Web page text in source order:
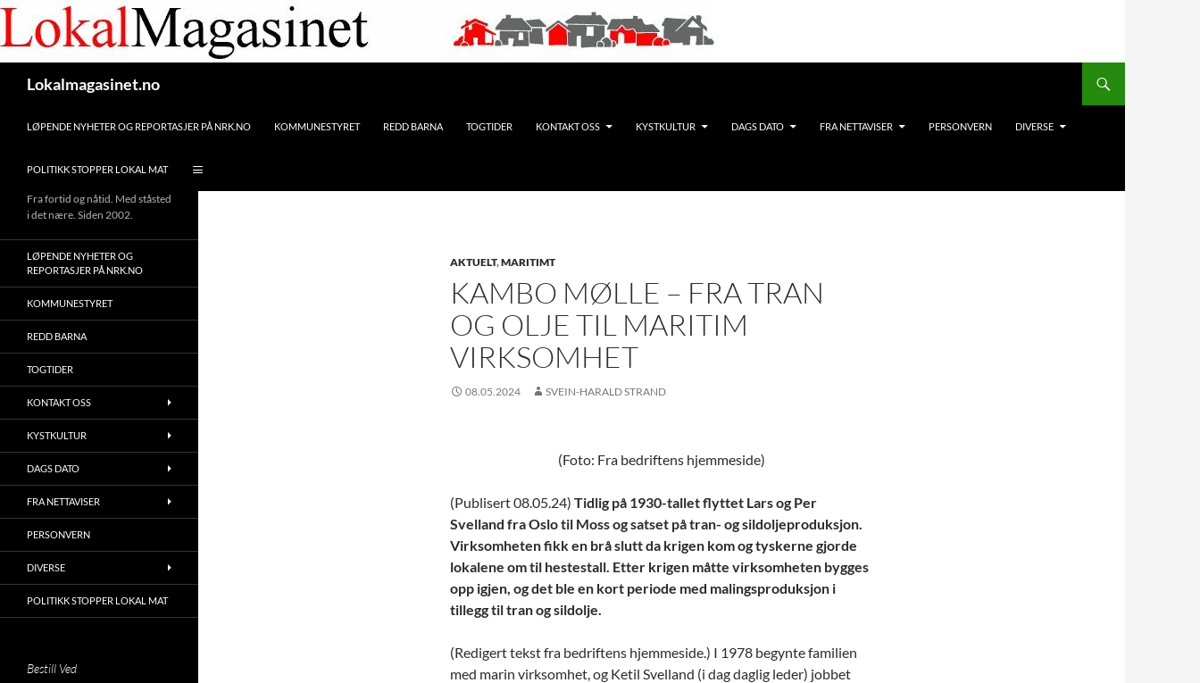
Gå
innhaldet
Lokalmagasinet.no
LØPENDE NYHETER OG REPORTASJER PÅ NRK.NO KOMMUNESTYRET REDD BARNA TOGTIDER KONTAKT OSS KYSTKULTUR DAGS DATO FRA NETTAVISER PERSONVERN DIVERSE
POLITIKK STOPPER LOKAL MAT
AKTUELT,MARITIMT
KAMBO MØLLE – FRA TRAN
OG OLJE TIL MARITIM
VIRKSOMHET
08.05.2024 SVEIN-HARALD STRAND
(Foto: Fra bedriftens hjemmeside)
(Publisert 08.05.24) Tidlig på 1930-tallet flyttet Lars og Per
Svelland fra Oslo til Moss og satset på tran- og sildoljeproduksjon.
Virksomheten fikk en brå slutt da krigen kom og tyskerne gjorde
lokalene om til hestestall. Etter krigen måtte virksomheten bygges
opp igjen, og det ble en kort periode med malingsproduksjon i
tillegg til tran og sildolje.
(Redigert tekst fra bedriftens hjemmeside.) I 1978 begynte familien
med marin virksomhet, og Ketil Svelland (i dag daglig leder) jobbet
Fra fortid og nåtid. Med ståsted
i det nære. Siden 2002.
LØPENDE NYHETER OG
REPORTASJER PÅ NRK.NO
KOMMUNESTYRET
REDD BARNA
TOGTIDER
KONTAKT OSS
KYSTKULTUR
DAGS DATO
FRA NETTAVISER
PERSONVERN
DIVERSE
POLITIKK STOPPER LOKAL MAT
Bestill Ved